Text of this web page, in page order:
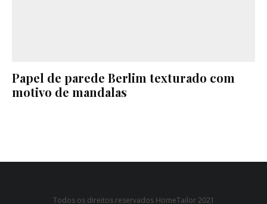
Papel de parede Berlim texturado com
motivo de mandalas
Todos os direitos reservados HomeTailor 2021